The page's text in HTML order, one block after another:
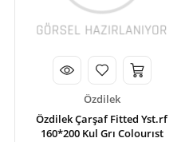
Özdilek
Özdilek Çarşaf Fitted Yst.rf
160*200 Kul Grı Colourıst